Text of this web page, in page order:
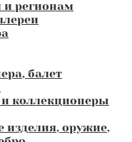
и регионам
балет
коллекционеры
оружие,